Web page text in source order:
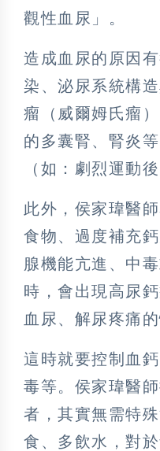
觀性血尿」。
造成血尿的原因
染、泌尿系統構
瘤（威爾姆氏瘤
的多囊腎、腎炎
（如：劇烈運動
此外，侯家瑋醫
食物、過度補充
腺機能亢進、中
時，會出現高尿
血尿、解尿疼痛的
這時就要控制血
毒等。侯家瑋醫
者，其實無需特
食、多飲水，對